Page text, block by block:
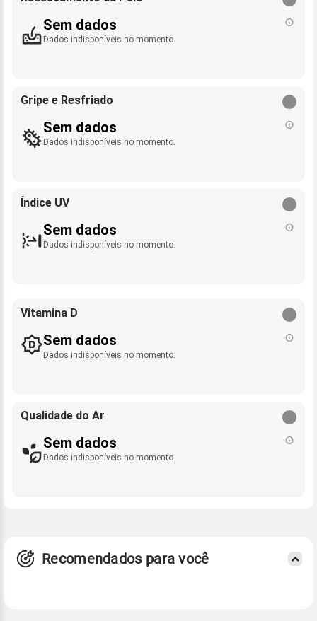
Sem dados
Dados indisponíveis no momento.
Gripe e Resfriado
Sem dados
Dados indisponíveis no momento.
Índice UV
Sem dados
Dados indisponíveis no momento.
Vitamina D
Sem dados
Dados indisponíveis no momento.
Qualidade do Ar
Sem dados
Dados indisponíveis no momento.
Recomendados para você